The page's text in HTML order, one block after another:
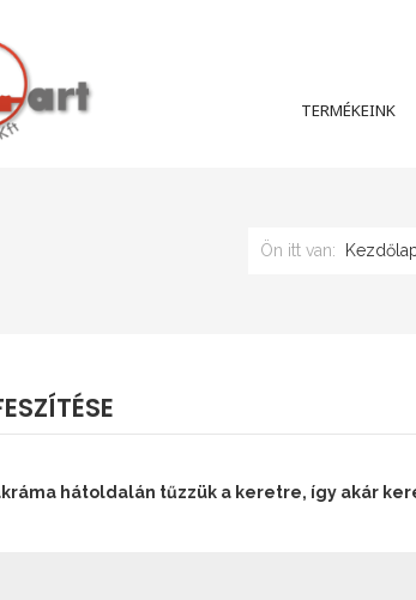
TERMÉKEINK
Ön itt van:
hátoldalán tűzzük a keretre, így akár